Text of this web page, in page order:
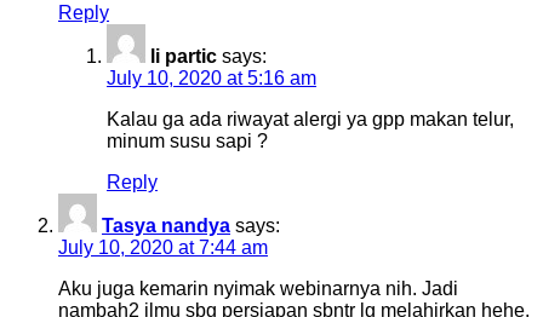
Reply
li partic says:
July 10, 2020 at 5:16 am
Kalau ga ada riwayat alergi ya gpp makan telur,
minum susu sapi ?
Reply
Tasya nandya says:
July 10, 2020 at 7:44 am
Aku juga kemarin nyimak webinarnya nih. Jadi
nambah2 ilmu sbg persiapan sbntr lg melahirkan hehe.